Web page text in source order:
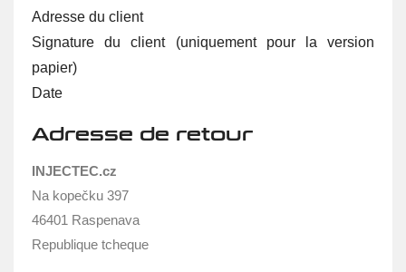
Adresse du client
Signature du client (uniquement pour la version
papier)
Date
Adresse de retour
INJECTEC.cz
Na kopečku 397
46401 Raspenava
Republique tcheque